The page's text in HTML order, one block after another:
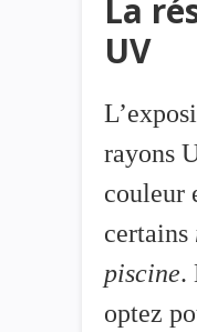
La
UV
rayons
couleur
certains
piscine.
optez